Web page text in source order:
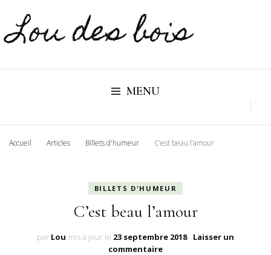
Lou des bois
MENU
Accueil Articles Billets d'humeur C’est beau l’amour
BILLETS D'HUMEUR
C’est beau l’amour
par Lou mis à jour le 23 septembre 2018
Laisser un
commentairesur